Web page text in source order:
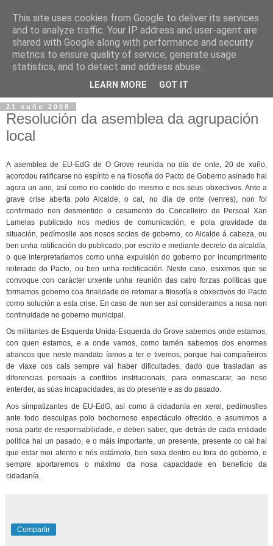
21 xuño 2008
Resolución da asemblea da agrupación
local
A asemblea de EU-EdG de O Grove reunida no día de onte, 20 de xuño,
acorodou ratificarse no espírito e na filosofía do Pacto de Goberno asinado hai
agora un ano, así como no contido do mesmo e nos seus obxectivos. Ante a
grave crise aberta polo Alcalde, o cal, no día de onte (venres), non foi
confirmado nen desmentido o cesamento do Concelleiro de Persoal Xan
Lamelas publicado nos medios de comunicación, e pola gravidade da
situación, pedímoslle aos nosos socios de goberno, co Alcalde á cabeza, ou
ben unha ratificación do publicado, por escrito e mediante decreto da alcaldía,
o que interpretaríamos como unha expulsión do goberno por incumprimento
reiterado do Pacto, ou ben unha rectificación. Neste caso, esiximos que se
convoque con carácter urxente unha reunión das catro forzas políticas que
formamos goberno coa finalidade de retomar a filosofía e obxectivos do Pacto
como solución a esta crise. En caso de non ser así consideramos a nosa non
continuidade no goberno municipal.
Os militantes de Esquerda Unida-Esquerda do Grove sabemos onde estamos,
con quen estamos, e a onde vamos, como tamén sabemos dos enormes
atrancos que neste mandato íamos a ter e tivemos, porque hai compañeiros
de viaxe cos cais sempre vai haber dificultades, dado que trasladan as
diferencias persoais a conflitos institucionais, para enmascarar, ao noso
enterder, as súas incapacidades, as do presente e as do pasado.
Aos simpatizantes de EU-EdG, así como á cidadanía en xeral, pedímoslles
ante todo desculpas polo bochornoso espectáculo ofrecido, e asumimos a
nosa parte de responsabilidade, e deben saber, que detrás de cada entidade
política hai un pasado, e o máis importante, un presente, presente co cal hai
que estar moi atento e nós estámolo, ben sexa dentro ou fora do goberno, e
sempre aportaremos o máximo da nosa capacidade en beneficio da
cidadanía.
Compartir
This site uses cookies from Google to deliver its services
and to analyze traffic. Your IP address and user-agent are
shared with Google along with performance and security
metrics to ensure quality of service, generate usage
statistics, and to detect and address abuse.
LEARN MORE GOT IT